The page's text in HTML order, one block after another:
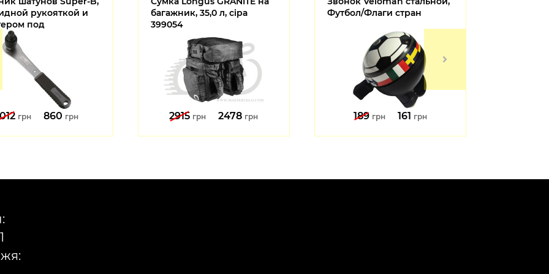
рукояткой и
под
грн 860 грн
багажник, 35,0 л, сіра
399054
2915 грн 2478 грн
Футбол/Флаги стран
189 грн 161 грн